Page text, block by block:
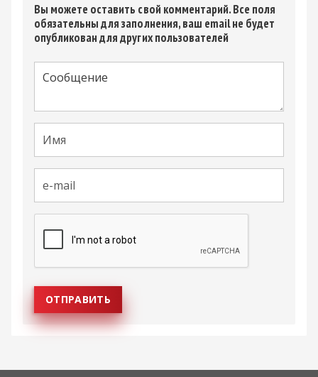
Вы можете оставить свой комментарий. Все поля
обязательны для заполнения, ваш email не будет
опубликован для других пользователей